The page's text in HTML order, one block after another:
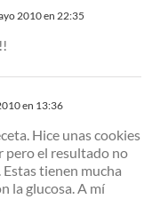
2010 en 22:35
en 13:36
Hice unas cookies
pero el resultado no
Estas tienen mucha
la glucosa. A mí